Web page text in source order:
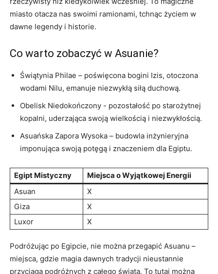
miasto otacza nas swoimi‍ ramionami,⁤ tchnąc życiem‌ w
dawne legendy i historie.
Co warto ⁤zobaczyć w ⁢Asuanie?
Świątynia ‍Philae – poświęcona bogini⁤ Izis, otoczona⁢
wodami Nilu, emanuje niezwykłą siłą ​duchową.
Obelisk Niedokończony ⁢- pozostałość po starożytnej
kopalni, uderzająca swoją wielkością i niezwykłością.
Asuańska Zapora Wysoka – budowla inżynieryjna
imponująca swoją potęgą i ⁢znaczeniem dla Egiptu.
Egipt Mistyczny
Miejsca ⁣o Wyjątkowej Energii
Asuan
X
Giza
X
Luxor
X
Podróżując po Egipcie, nie można przegapić Asuanu –
⁤miejsca, gdzie magia dawnych tradycji ⁣nieustannie
⁤przyciąga ⁣podróżnych z całego świata. To tutaj można